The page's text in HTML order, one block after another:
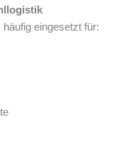
eingesetzt für: